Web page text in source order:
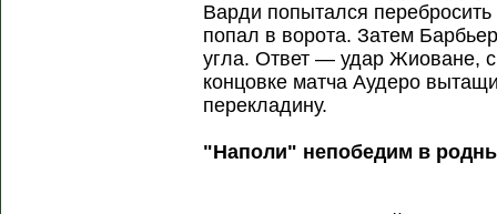
Варди попытался
попал в ворота. Затем
угла. Ответ — удар Жиоване,
концовке матча Аудеро
перекладину.
"Наполи" непобедим в